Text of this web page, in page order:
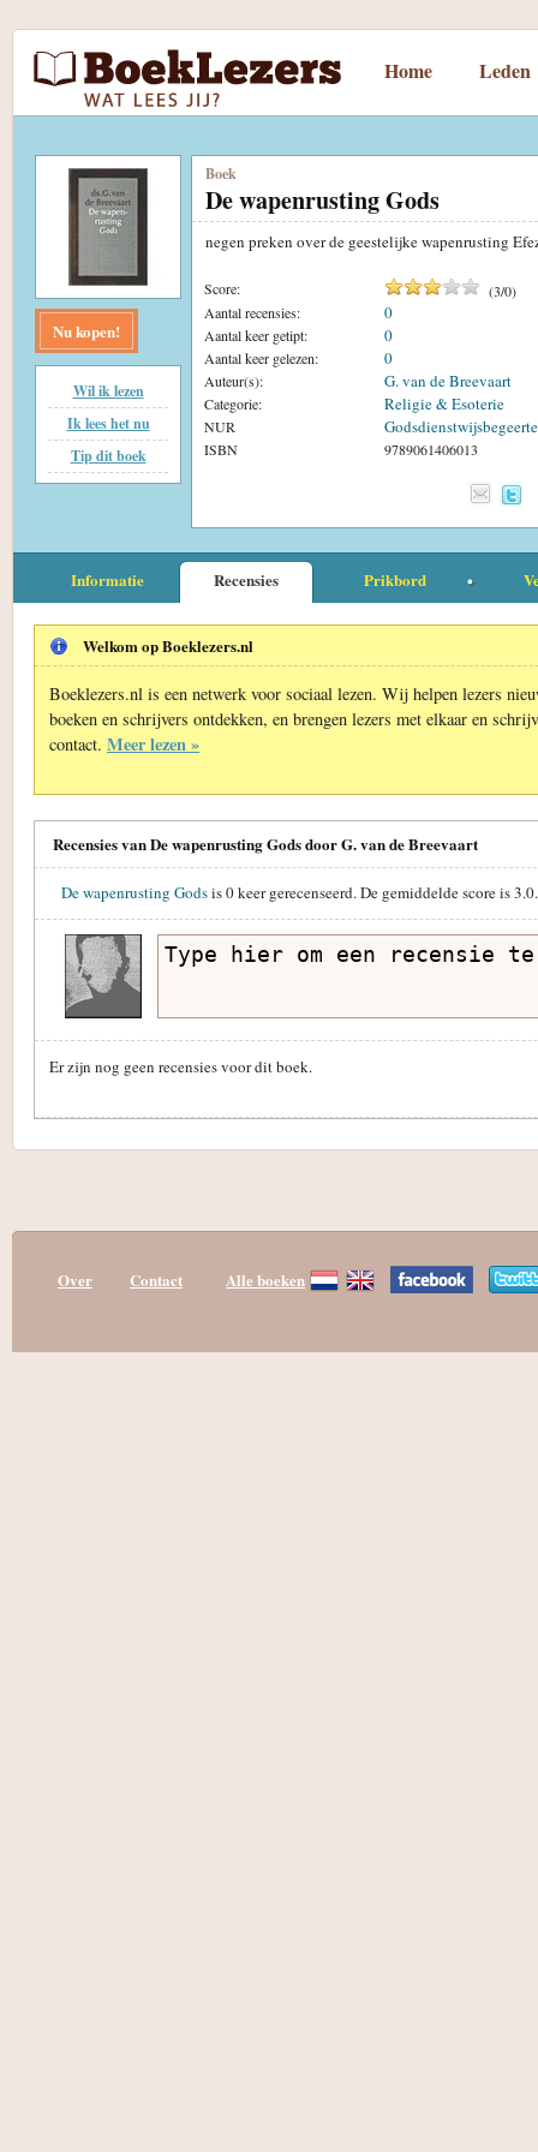
Home Leden
Nu kopen!
Wil ik lezen
Ik lees het nu
Tip dit boek
Boek
De wapenrusting Gods
negen preken over de geestelijke wapenrusting
Score: (3/0)
Aantal recensies:
0
Aantal keer getipt: 0
Aantal keer gelezen: 0
Auteur(s): G. van de Breevaart
Categorie: Religie & Esoterie
NUR
ISBN 9789061406013
Informatie Recensies Prikbord
Welkom op Boeklezers.nl
Boeklezers.nl is een netwerk voor sociaal lezen. Wij helpen lezers
boeken en schrijvers ontdekken, en brengen lezers met elkaar en
contact. Meer lezen »
Recensies van De wapenrusting Gods door G. van de Breevaart
De wapenrusting Godsis0keer gerecenseerd. De gemiddelde score is3.0
Er zijn nog geen recensies voor dit boek.
Over Contact Alle boeken